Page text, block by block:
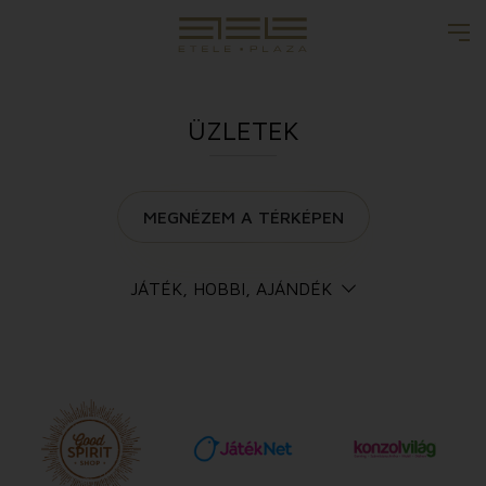
ÜZLETEK
MEGNÉZEM A TÉRKÉPEN
JÁTÉK, HOBBI, AJÁNDÉK
Gyermek és kismama divat
Fehérnemű